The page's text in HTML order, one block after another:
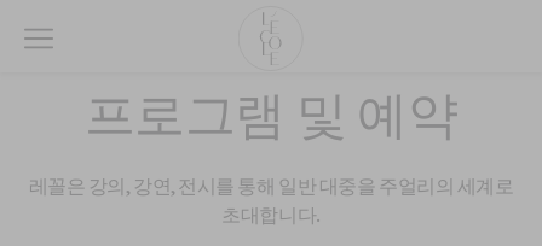
L’ÉCOLE
School
Jewelry
Arts
프로그램 및 예약
레꼴은 강의, 강연, 전시를 통해 일반 대중을 주얼리의 세계로
초대합니다.